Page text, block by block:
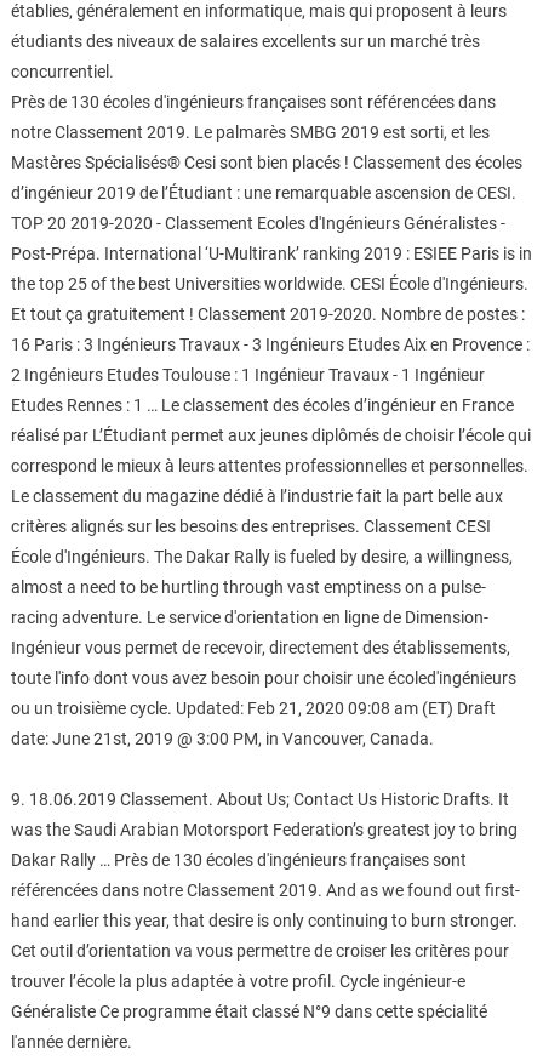
établies, généralement en informatique, mais qui proposent à leurs
étudiants des niveaux de salaires excellents sur un marché très
concurrentiel.
Près de 130 écoles d'ingénieurs françaises sont référencées dans
notre Classement 2019. Le palmarès SMBG 2019 est sorti, et les
Mastères Spécialisés® Cesi sont bien placés ! Classement des écoles
d’ingénieur 2019 de l’Étudiant : une remarquable ascension de CESI.
TOP 20 2019-2020 - Classement Ecoles d'Ingénieurs Généralistes -
Post-Prépa. International ‘U-Multirank’ ranking 2019 : ESIEE Paris is in
the top 25 of the best Universities worldwide. CESI École d'Ingénieurs.
Et tout ça gratuitement ! Classement 2019-2020. Nombre de postes :
16 Paris : 3 Ingénieurs Travaux - 3 Ingénieurs Etudes Aix en Provence :
2 Ingénieurs Etudes Toulouse : 1 Ingénieur Travaux - 1 Ingénieur
Etudes Rennes : 1 … Le classement des écoles d’ingénieur en France
réalisé par L’Étudiant permet aux jeunes diplômés de choisir l’école qui
correspond le mieux à leurs attentes professionnelles et personnelles.
Le classement du magazine dédié à l’industrie fait la part belle aux
critères alignés sur les besoins des entreprises. Classement CESI
École d'Ingénieurs. The Dakar Rally is fueled by desire, a willingness,
almost a need to be hurtling through vast emptiness on a pulse-
racing adventure. Le service d'orientation en ligne de Dimension-
Ingénieur vous permet de recevoir, directement des établissements,
toute l'info dont vous avez besoin pour choisir une écoled'ingénieurs
ou un troisième cycle. Updated: Feb 21, 2020 09:08 am (ET) Draft
date: June 21st, 2019 @ 3:00 PM, in Vancouver, Canada.
9. 18.06.2019 Classement. About Us; Contact Us Historic Drafts. It
was the Saudi Arabian Motorsport Federation’s greatest joy to bring
Dakar Rally … Près de 130 écoles d'ingénieurs françaises sont
référencées dans notre Classement 2019. And as we found out first-
hand earlier this year, that desire is only continuing to burn stronger.
Cet outil d’orientation va vous permettre de croiser les critères pour
trouver l’école la plus adaptée à votre profil. Cycle ingénieur-e
Généraliste Ce programme était classé N°9 dans cette spécialité
l'année dernière.